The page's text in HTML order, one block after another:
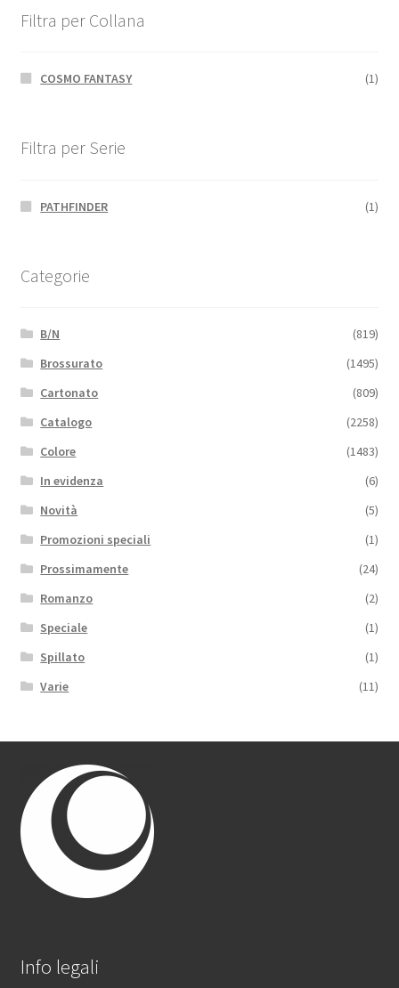
Filtra per Collana
COSMO FANTASY (1)
Filtra per Serie
PATHFINDER (1)
Categorie
B/N
(819)
Brossurato
(1495)
Cartonato
(809)
Catalogo
(2258)
Colore
(1483)
In evidenza
(6)
Novità
(5)
Promozioni speciali
(1)
Prossimamente
(24)
Romanzo
(2)
Speciale
(1)
Spillato
(1)
Varie
(11)
Info legali